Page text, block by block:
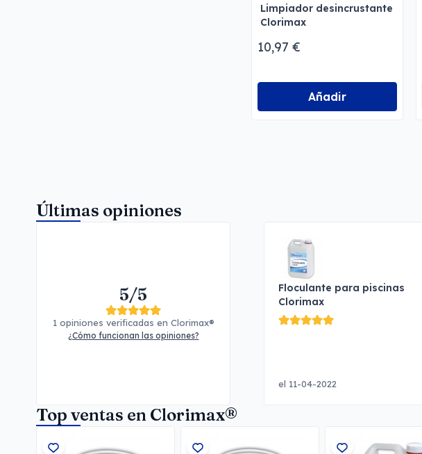
Limpiador desincrustante
Clorimax
10,97 €
Añadir
Últimas opiniones
5/5
1 opiniones verificadas en Clorimax®
¿Cómo funcionan las opiniones?
Floculante para piscinas
Clorimax
el 11-04-2022
Top ventas en Clorimax®